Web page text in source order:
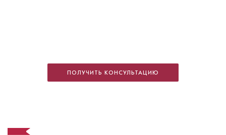
ПОЛУЧИТЬ КОНСУЛЬТАЦИЮ